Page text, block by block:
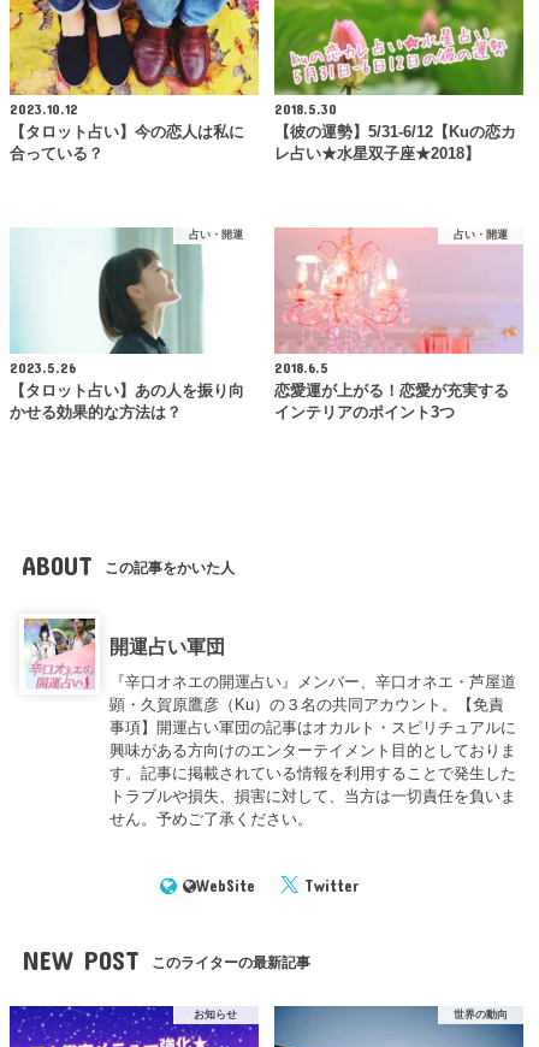
2023.10.12
【タロット占い】今の恋人は私に
合っている？
2018.5.30
【彼の運勢】5/31-6/12【Kuの恋カ
レ占い★水星双子座★2018】
占い・開運
2023.5.26
【タロット占い】あの人を振り向
かせる効果的な方法は？
占い・開運
2018.6.5
恋愛運が上がる！恋愛が充実する
インテリアのポイント3つ
ABOUT この記事をかいた人
開運占い軍団
『辛口オネエの開運占い』メンバー、辛口オネエ・芦屋道
顕・久賀原鷹彦（Ku）の３名の共同アカウント。【免責
事項】開運占い軍団の記事はオカルト・スピリチュアルに
興味がある方向けのエンターテイメント目的としておりま
す。記事に掲載されている情報を利用することで発生した
トラブルや損失、損害に対して、当方は一切責任を負いま
せん。予めご了承ください。
WebSite Twitter
NEW POST このライターの最新記事
お知らせ 世界の動向